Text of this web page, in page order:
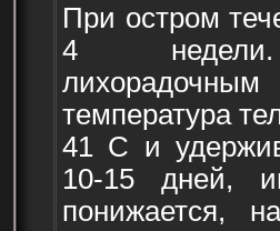
При остром
4 недели.
температура
41 С и
10-15 дней,
понижается,